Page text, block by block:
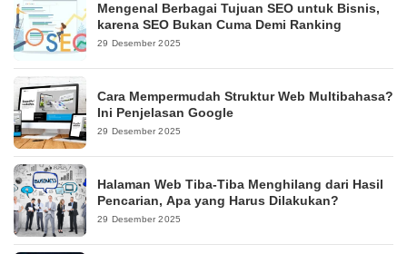
Mengenal Berbagai Tujuan SEO untuk Bisnis,
karena SEO Bukan Cuma Demi Ranking
29 Desember 2025
Cara Mempermudah Struktur Web Multibahasa?
Ini Penjelasan Google
29 Desember 2025
Halaman Web Tiba-Tiba Menghilang dari Hasil
Pencarian, Apa yang Harus Dilakukan?
29 Desember 2025